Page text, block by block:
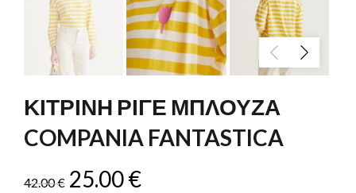
ΚΙΤΡΙΝΗ ΡΙΓΕ ΜΠΛΟΥΖΑ
COMPANIA FANTASTICA
42.00€ Original
25.00€Η